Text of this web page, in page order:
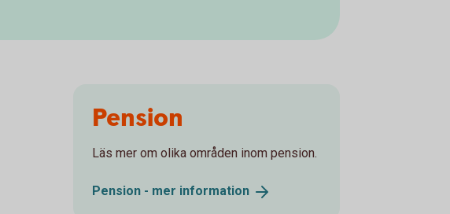
Pension
Läs mer om olika områden inom pension.
Pension - mer information